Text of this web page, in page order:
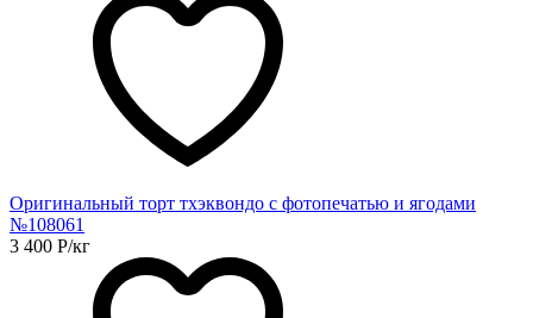
Оригинальный торт тхэквондо с фотопечатью и ягодами
№108061
3 400 Р/кг